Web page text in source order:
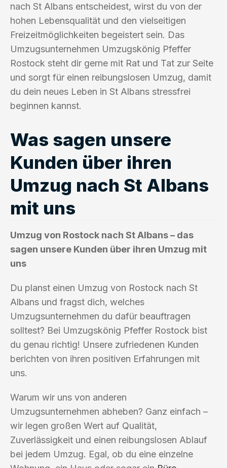
nach St Albans entscheidest, wirst du von der
hohen Lebensqualität und den vielseitigen
Freizeitmöglichkeiten begeistert sein. Das
Umzugsunternehmen Umzugskönig Pfeffer
Rostock steht dir gerne mit Rat und Tat zur Seite
und sorgt für einen reibungslosen Umzug, damit
du dein neues Leben in St Albans stressfrei
beginnen kannst.
Was sagen unsere
Kunden über ihren
Umzug nach St Albans
mit uns
Umzug von Rostock nach St Albans – das
sagen unsere Kunden über ihren Umzug mit
uns
Du planst einen Umzug von Rostock nach St
Albans und fragst dich, welches
Umzugsunternehmen du dafür beauftragen
solltest? Bei Umzugskönig Pfeffer Rostock bist
du genau richtig! Unsere zufriedenen Kunden
berichten von ihren positiven Erfahrungen mit
uns.
Warum wir uns von anderen
Umzugsunternehmen abheben? Ganz einfach –
wir legen großen Wert auf Qualität,
Zuverlässigkeit und einen reibungslosen Ablauf
bei jedem Umzug. Egal, ob du eine einzelne